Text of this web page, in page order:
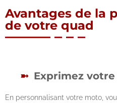
Avantages de la
de votre quad
Exprimez
En personnalisant votre moto,